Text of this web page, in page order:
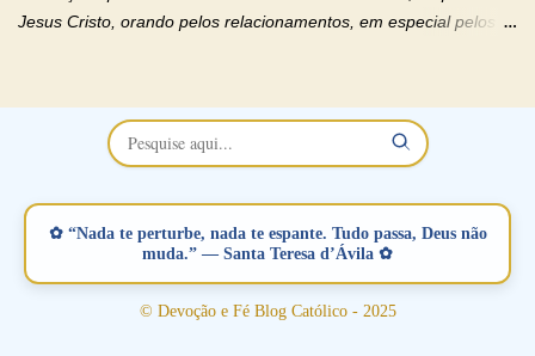
Jesus Cristo, orando pelos relacionamentos, em especial pelos
maravilhosos cartões que coloquei aqui para vocês. Não perca
esta abençoada semana no Momento de Fé do Padre Marcelo,
vamos juntos formar esta forte corrente de orações. Você que
verdadeiro, ou que está com problemas no relacionamento
amoroso, creia na poderosa intercessão deste santo amigo:
Santo Antonio! Tenha fé, não desista, pois ele intercede por nós
junto a Jesus! Fique no Amor Ágape de Jesus e no Amor Materno
✿ “Nada te perturbe, nada te espante. Tudo passa, Deus não
muda.” — Santa Teresa d’Ávila ✿
© Devoção e Fé Blog Católico - 2025